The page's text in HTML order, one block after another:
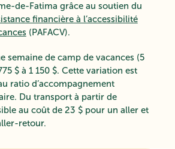
de-Fatima grâce au soutien du
financière à l’accessibilité
(PAFACV).
semaine de camp de vacances (5
$ à 1 150 $. Cette variation est
ratio d’accompagnement
Du transport à partir de
au coût de 23 $ pour un aller et
retour.